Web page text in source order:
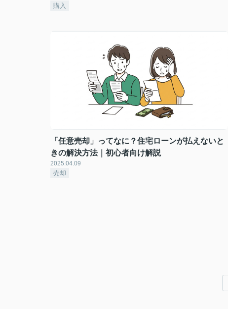
購入
「任意売却」ってなに？住宅ローンが払えないと
きの解決方法｜初心者向け解説
2025.04.09
売却